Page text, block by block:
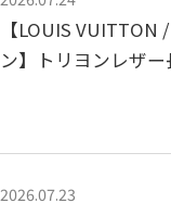
【LOUIS VUITTON
ン】トリヨンレザー
2026.07.23